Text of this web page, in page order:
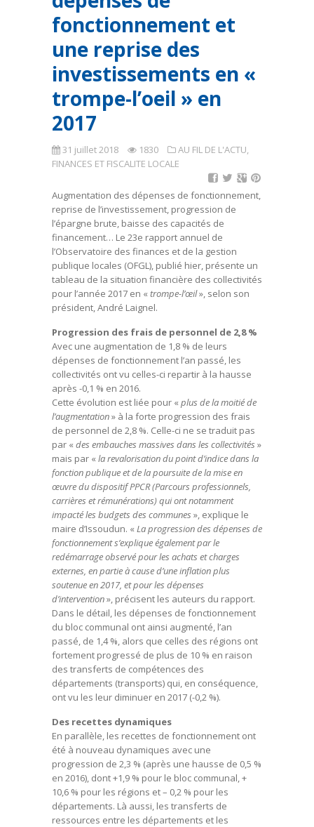
fonctionnement et
une reprise des
investissements en «
trompe-l’oeil » en
2017
31 juillet 2018 1830 AU FIL DE L'ACTU,
FINANCES ET FISCALITE LOCALE
Augmentation des dépenses de fonctionnement,
reprise de l’investissement, progression de
l’épargne brute, baisse des capacités de
financement… Le 23e rapport annuel de
l’Observatoire des finances et de la gestion
publique locales (OFGL), publié hier, présente un
tableau de la situation financière des collectivités
pour l’année 2017 en « trompe-l’œil», selon son
président, André Laignel.
Progression des frais de personnel de 2,8 %
Avec une augmentation de 1,8 % de leurs
dépenses de fonctionnement l’an passé, les
collectivités ont vu celles-ci repartir à la hausse
après -0,1 % en 2016.
Cette évolution est liée pour « plus de la moitié de
l’augmentation» à la forte progression des frais
de personnel de 2,8 %. Celle-ci ne se traduit pas
par « des embauches massives dans les collectivités »
mais par « la revalorisation du point d’indice dans la
fonction publique et de la poursuite de la mise en
œuvre du dispositif PPCR (Parcours professionnels,
carrières et rémunérations) qui ont notamment
impacté les budgets des communes », explique le
maire d’Issoudun. « La progression des dépenses de
fonctionnement s’explique également par le
redémarrage observé pour les achats et charges
externes, en partie à cause d’une inflation plus
soutenue en 2017, et pour les dépenses
d’intervention», précisent les auteurs du rapport.
Dans le détail, les dépenses de fonctionnement
du bloc communal ont ainsi augmenté, l’an
passé, de 1,4 %, alors que celles des régions ont
fortement progressé de plus de 10 % en raison
des transferts de compétences des
départements (transports) qui, en conséquence,
ont vu les leur diminuer en 2017 (-0,2 %).
Des recettes dynamiques
En parallèle, les recettes de fonctionnement ont
été à nouveau dynamiques avec une
progression de 2,3 % (après une hausse de 0,5 %
en 2016), dont +1,9 % pour le bloc communal, +
10,6 % pour les régions et – 0,2 % pour les
départements. Là aussi, les transferts de
ressources entre les départements et les